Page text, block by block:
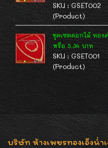
SKU : GSET002
(Product)
ชุดเซตดอกไม้ ทอง
หรือ 5.34 บาท
SKU : GSET001
(Product)
บริษัท ห้างเพชรทองเอ็งน่ำ